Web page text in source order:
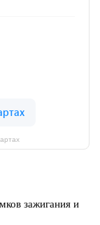
зажигания и